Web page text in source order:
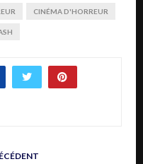
CINÉMA D'HORREUR